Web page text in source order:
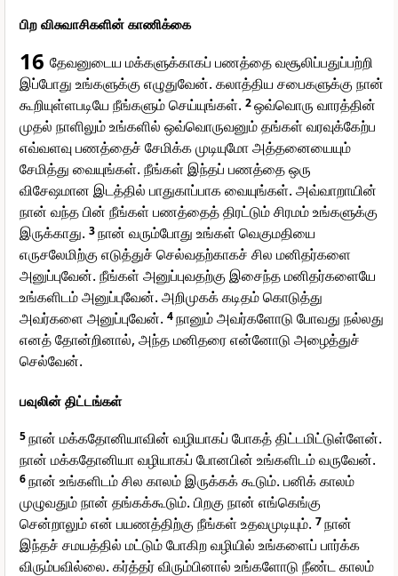
பிற விசுவாசிகளின் காணிக்கை
16 தேவனுடைய மக்களுக்காகப் பணத்தை வசூலிப்பதுப்பற்றி
இப்போது உங்களுக்கு எழுதுவேன். கலாத்திய சபைகளுக்கு நான்
கூறியுள்ளபடியே நீங்களும் செய்யுங்கள். 2ஒவ்வொரு வாரத்தின்
முதல் நாளிலும் உங்களில் ஒவ்வொருவனும் தங்கள் வரவுக்கேற்ப
எவ்வளவு பணத்தைச் சேமிக்க முடியுமோ அத்தனையையும்
சேமித்து வையுங்கள். நீங்கள் இந்தப் பணத்தை ஒரு
விசேஷமான இடத்தில் பாதுகாப்பாக வையுங்கள். அவ்வாறாயின்
நான் வந்த பின் நீங்கள் பணத்தைத் திரட்டும் சிரமம் உங்களுக்கு
இருக்காது. 3நான் வரும்போது உங்கள் வெகுமதியை
எருசலேமிற்கு எடுத்துச் செல்வதற்காகச் சில மனிதர்களை
அனுப்புவேன். நீங்கள் அனுப்புவதற்கு இசைந்த மனிதர்களையே
உங்களிடம் அனுப்புவேன். அறிமுகக் கடிதம் கொடுத்து
அவர்களை அனுப்புவேன். 4நானும் அவர்களோடு போவது நல்லது
எனத் தோன்றினால், அந்த மனிதரை என்னோடு அழைத்துச்
செல்வேன்.
பவுலின் திட்டங்கள்
5நான் மக்கதோனியாவின் வழியாகப் போகத் திட்டமிட்டுள்ளேன்.
நான் மக்கதோனியா வழியாகப் போனபின் உங்களிடம் வருவேன்.
6நான் உங்களிடம் சில காலம் இருக்கக் கூடும். பனிக் காலம்
முழுவதும் நான் தங்கக்கூடும். பிறகு நான் எங்கெங்கு
சென்றாலும் என் பயணத்திற்கு நீங்கள் உதவமுடியும். 7நான்
இந்தச் சமயத்தில் மட்டும் போகிற வழியில் உங்களைப் பார்க்க
விரும்பவில்லை. கர்த்தர் விரும்பினால் உங்களோடு நீண்ட காலம்